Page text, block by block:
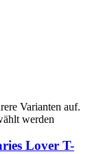
Varianten auf.
werden
Lover T-